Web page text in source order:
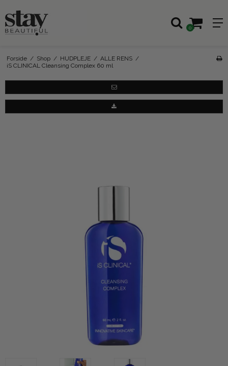
0
Forside / Shop / HUDPLEJE / ALLE RENS /
iS CLINICAL Cleansing Complex 60 ml